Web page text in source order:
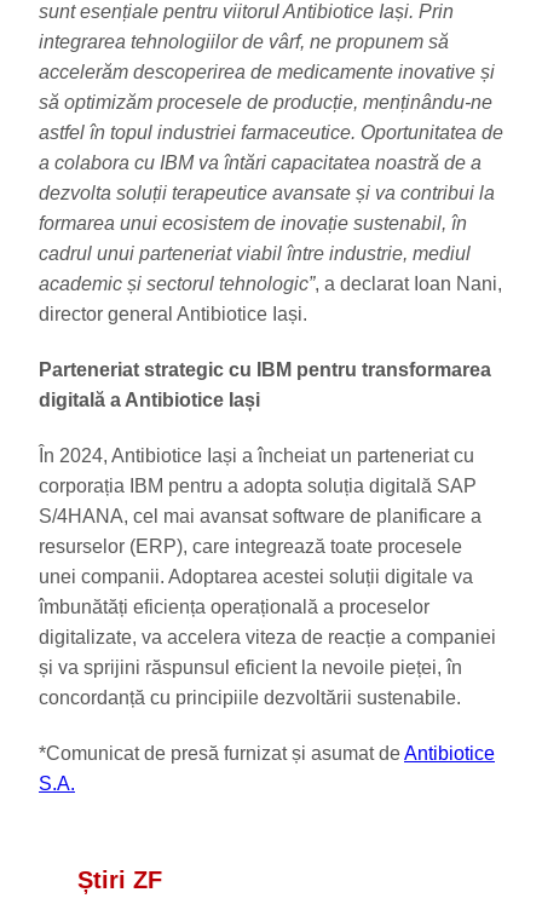
sunt esențiale pentru viitorul Antibiotice Iași. Prin
integrarea tehnologiilor de vârf, ne propunem să
accelerăm descoperirea de medicamente inovative și
să optimizăm procesele de producție, menținându-ne
astfel în topul industriei farmaceutice. Oportunitatea de
a colabora cu IBM va întări capacitatea noastră de a
dezvolta soluții terapeutice avansate și va contribui la
formarea unui ecosistem de inovație sustenabil, în
cadrul unui parteneriat viabil între industrie, mediul
academic și sectorul tehnologic”, a declarat Ioan Nani,
director general Antibiotice Iași.
Parteneriat strategic cu IBM pentru transformarea
digitală a Antibiotice Iași
În 2024, Antibiotice Iași a încheiat un parteneriat cu
corporația IBM pentru a adopta soluția digitală SAP
S/4HANA, cel mai avansat software de planificare a
resurselor (ERP), care integrează toate procesele
unei companii. Adoptarea acestei soluții digitale va
îmbunătăți eficiența operațională a proceselor
digitalizate, va accelera viteza de reacție a companiei
și va sprijini răspunsul eficient la nevoile pieței, în
concordanță cu principiile dezvoltării sustenabile.
*Comunicat de presă furnizat și asumat deAntibiotice
S.A.
Știri ZF